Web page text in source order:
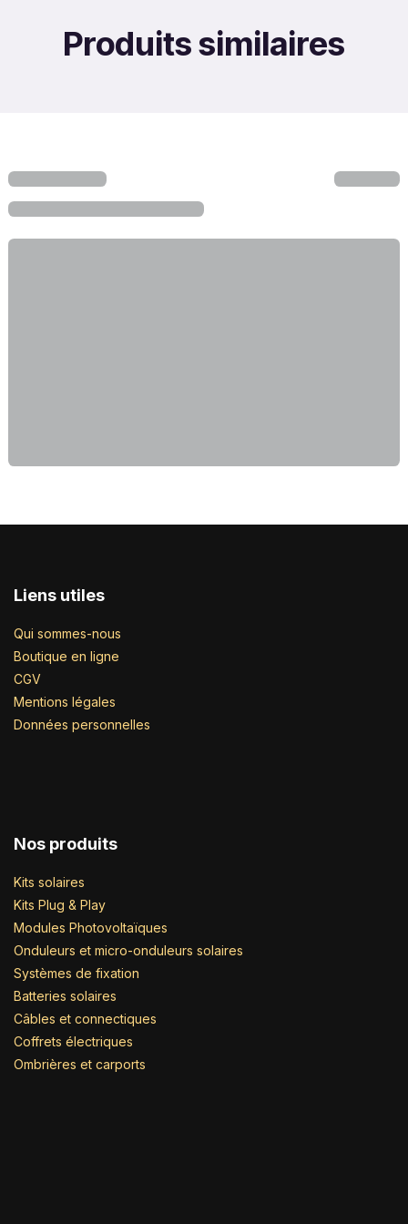
Produits similaires
Liens utiles
Qui sommes-nous
Boutique en ligne
CGV
Mentions légales
Données personnelles
Nos produits
Kits solaires
Kits Plug & Play
Modules Photovoltaïques
Onduleurs et micro-onduleurs solaires
Systèmes de fixation
Batteries solaires
Câbles et connectiques
Coffrets électriques
Ombrières et carports